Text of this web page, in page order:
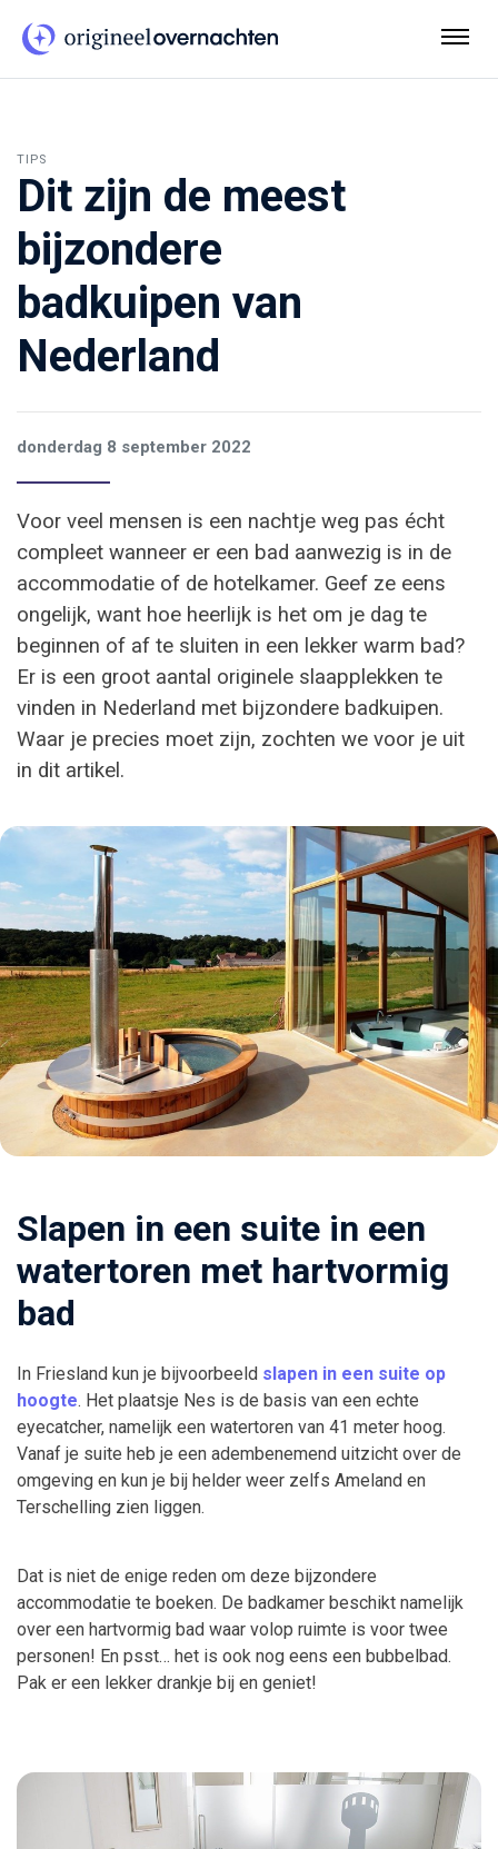
TIPS
Dit zijn de meest
bijzondere
badkuipen van
Nederland
donderdag 8 september 2022
Voor veel mensen is een nachtje weg pas écht
compleet wanneer er een bad aanwezig is in de
accommodatie of de hotelkamer. Geef ze eens
ongelijk, want hoe heerlijk is het om je dag te
beginnen of af te sluiten in een lekker warm bad?
Er is een groot aantal originele slaapplekken te
vinden in Nederland met bijzondere badkuipen.
Waar je precies moet zijn, zochten we voor je uit
in dit artikel.
Slapen in een suite in een
watertoren met hartvormig
bad
In Friesland kun je bijvoorbeeld slapen in een suite op
hoogte. Het plaatsje Nes is de basis van een echte
eyecatcher, namelijk een watertoren van 41 meter hoog.
Vanaf je suite heb je een adembenemend uitzicht over de
omgeving en kun je bij helder weer zelfs Ameland en
Terschelling zien liggen.
Dat is niet de enige reden om deze bijzondere
accommodatie te boeken. De badkamer beschikt namelijk
over een hartvormig bad waar volop ruimte is voor twee
personen! En psst… het is ook nog eens een bubbelbad.
Pak er een lekker drankje bij en geniet!